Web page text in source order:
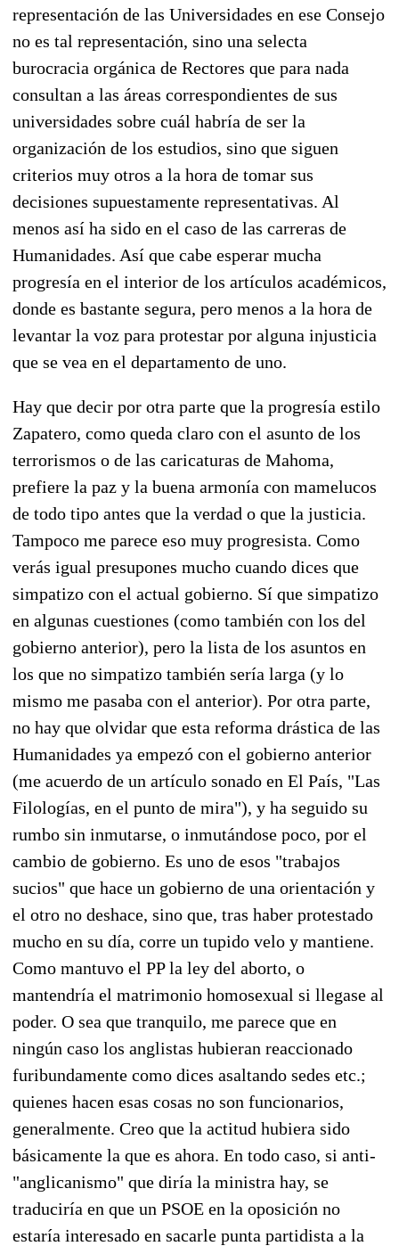
representación de las Universidades en ese Consejo
no es tal representación, sino una selecta
burocracia orgánica de Rectores que para nada
consultan a las áreas correspondientes de sus
universidades sobre cuál habría de ser la
organización de los estudios, sino que siguen
criterios muy otros a la hora de tomar sus
decisiones supuestamente representativas. Al
menos así ha sido en el caso de las carreras de
Humanidades. Así que cabe esperar mucha
progresía en el interior de los artículos académicos,
donde es bastante segura, pero menos a la hora de
levantar la voz para protestar por alguna injusticia
que se vea en el departamento de uno.
Hay que decir por otra parte que la progresía estilo
Zapatero, como queda claro con el asunto de los
terrorismos o de las caricaturas de Mahoma,
prefiere la paz y la buena armonía con mamelucos
de todo tipo antes que la verdad o que la justicia.
Tampoco me parece eso muy progresista. Como
verás igual presupones mucho cuando dices que
simpatizo con el actual gobierno. Sí que simpatizo
en algunas cuestiones (como también con los del
gobierno anterior), pero la lista de los asuntos en
los que no simpatizo también sería larga (y lo
mismo me pasaba con el anterior). Por otra parte,
no hay que olvidar que esta reforma drástica de las
Humanidades ya empezó con el gobierno anterior
(me acuerdo de un artículo sonado en El País, "Las
Filologías, en el punto de mira"), y ha seguido su
rumbo sin inmutarse, o inmutándose poco, por el
cambio de gobierno. Es uno de esos "trabajos
sucios" que hace un gobierno de una orientación y
el otro no deshace, sino que, tras haber protestado
mucho en su día, corre un tupido velo y mantiene.
Como mantuvo el PP la ley del aborto, o
mantendría el matrimonio homosexual si llegase al
poder. O sea que tranquilo, me parece que en
ningún caso los anglistas hubieran reaccionado
furibundamente como dices asaltando sedes etc.;
quienes hacen esas cosas no son funcionarios,
generalmente. Creo que la actitud hubiera sido
básicamente la que es ahora. En todo caso, si anti-
"anglicanismo" que diría la ministra hay, se
traduciría en que un PSOE en la oposición no
estaría interesado en sacarle punta partidista a la